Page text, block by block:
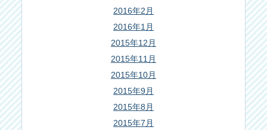
2016年2月
2016年1月
2015年12月
2015年11月
2015年10月
2015年9月
2015年8月
2015年7月